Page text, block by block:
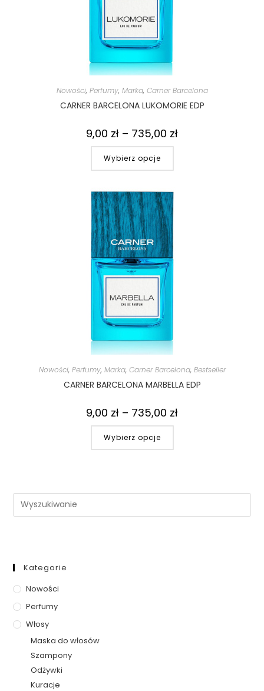
Nowości, Perfumy, Marka, Carner Barcelona
CARNER BARCELONA LUKOMORIE EDP
9,00 zł – 735,00 zł
Wybierz opcje
Nowości, Perfumy, Marka, Carner Barcelona, Bestseller
CARNER BARCELONA MARBELLA EDP
9,00 zł – 735,00 zł
Wybierz opcje
Kategorie
Nowości
Perfumy
Włosy
Maska do włosów
Szampony
Odżywki
Kuracje